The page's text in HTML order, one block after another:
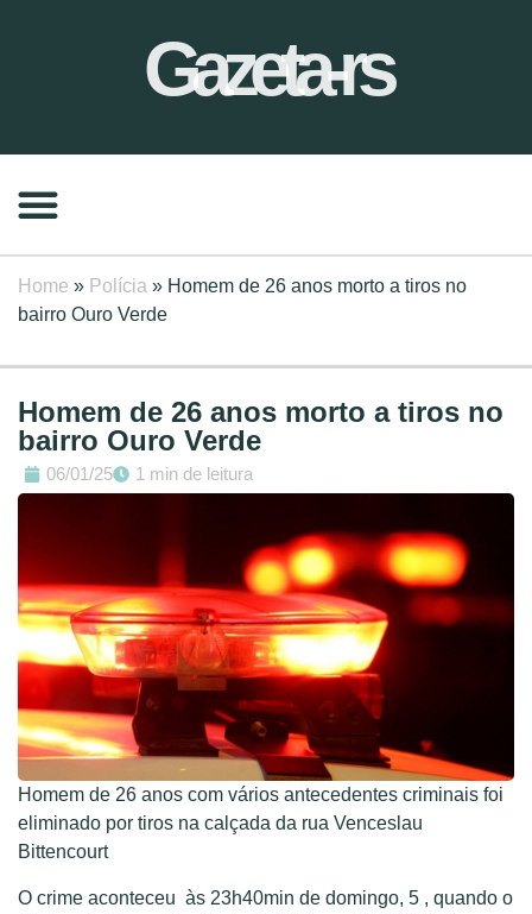
Gazeta-rs
Home » Polícia » Homem de 26 anos morto a tiros no
bairro Ouro Verde
Homem de 26 anos morto a tiros no
bairro Ouro Verde
06/01/25 1 min de leitura
Homem de 26 anos com vários antecedentes criminais foi
eliminado por tiros na calçada da rua Venceslau
Bittencourt
O crime aconteceu às 23h40min de domingo, 5 , quando o